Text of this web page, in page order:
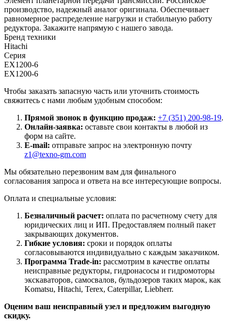
производство, надежный аналог оригинала. Обеспечивает
равномерное распределение нагрузки и стабильную работу
редуктора. Закажите напрямую с нашего завода.
Бренд техники
Hitachi
Серия
EX1200-6
EX1200-6
Чтобы заказать запасную часть или уточнить стоимость
свяжитесь с нами любым удобным способом:
Прямой звонок в функцию продаж: +7 (351) 200-98-19.
Онлайн-заявка: оставьте свои контакты в любой из
форм на сайте.
E-mail: отправьте запрос на электронную почту
z1@texno-gm.com
Мы обязательно перезвоним вам для финального
согласования запроса и ответа на все интересующие вопросы.
Оплата и специальные условия:
Безналичный расчет: оплата по расчетному счету для
юридических лиц и ИП. Предоставляем полный пакет
закрывающих документов.
Гибкие условия: сроки и порядок оплаты
согласовываются индивидуально с каждым заказчиком.
Программа Trade-in: рассмотрим в качестве оплаты
неисправные редукторы, гидронасосы и гидромоторы
экскаваторов, самосвалов, бульдозеров таких марок, как
Komatsu, Hitachi, Terex, Caterpillar, Liebherr.
Оценим ваш неисправный узел и предложим выгодную
скидку.